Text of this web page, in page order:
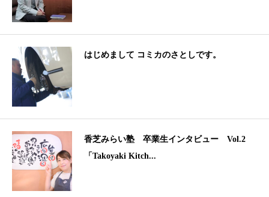
はじめまして コミカのさとしです。
香芝みらい塾 卒業生インタビュー Vol.2
「Takoyaki Kitch...